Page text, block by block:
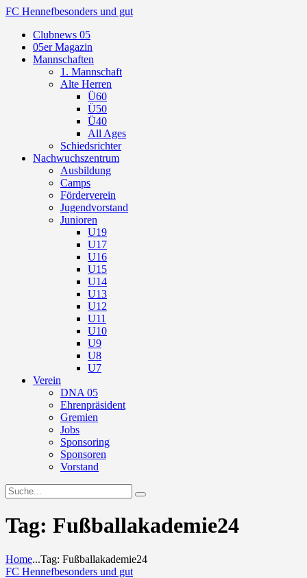
FC Hennefbesonders und gut
Clubnews 05
05er Magazin
Mannschaften
1. Mannschaft
Alte Herren
Ü60
Ü50
Ü40
All Ages
Schiedsrichter
Nachwuchszentrum
Ausbildung
Camps
Förderverein
Jugendvorstand
Junioren
U19
U17
U16
U15
U14
U13
U12
U11
U10
U9
U8
U7
Verein
DNA 05
Ehrenpräsident
Gremien
Jobs
Sponsoring
Sponsoren
Vorstand
Tag: Fußballakademie24
Home...Tag: Fußballakademie24
FC Hennefbesonders und gut